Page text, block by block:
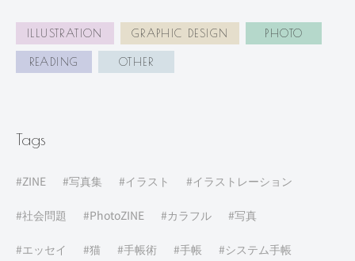
ILLUSTRATION GRAPHIC DESIGN PHOTO
READING OTHER
Tags
ZINE 写真集 イラスト イラストレーション
社会問題 PhotoZINE カラフル 写真
エッセイ 猫 手帳術 手帳 システム手帳